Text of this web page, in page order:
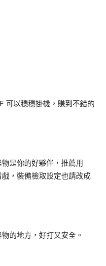
可以穩穩掛機，賺到不錯的
是你的好夥伴，推薦用
，裝備檢取設定也請改成
的地方，好打又安全。